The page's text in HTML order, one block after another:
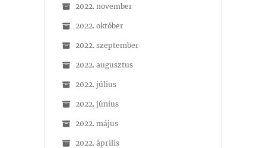
2022. november
2022. október
2022. szeptember
2022. augusztus
2022. július
2022. június
2022. május
2022. április